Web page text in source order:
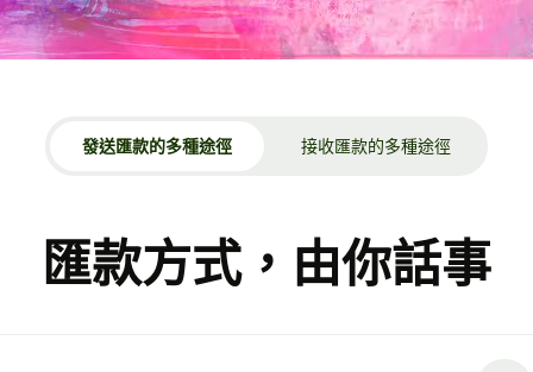
發送匯款的多種途徑 接收匯款的多種途徑
匯款方式，由你話事